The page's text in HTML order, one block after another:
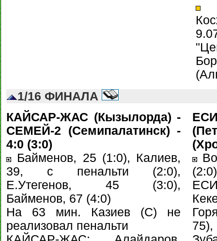
1/16 ФИНАЛА
КАЙСАР-ЖАС (Кызылорда) -
СЕМЕЙ-2 (Семипалатинск) -
4:0 (3:0)
Байменов, 25 (1:0), Калиев,
39, с пенальти (2:0),
Е.Утегенов, 45 (3:0),
Байменов, 67 (4:0)
На 63 мин. Казиев (С) не
реализовал пенальти
(2:0)